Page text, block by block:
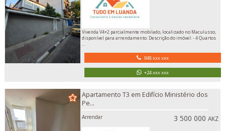
Vivenda V4+2 parcialmente mobilado, localizado no Maculusso,
disponível para arrendamento. Descrição do imóvel: - 4 Quartos
...
948 xxx xxx
+24 xxx xxx
Apartamento T3 em Edifício Ministério dos
Pe...
Arrendar 3 500 000AKZ